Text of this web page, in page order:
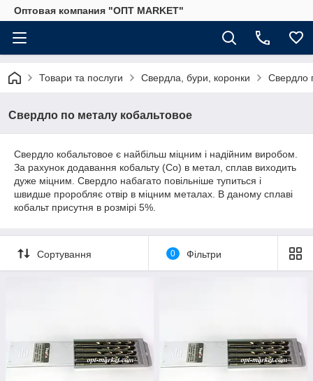
Оптовая компания "ОПТ MARKET"
Товари та послуги Свердла, бури, коронки Свердло
Свердло по металу кобальтовое
Свердло кобальтовое є найбільш міцним і надійним виробом.
За рахунок додавання кобальту (Со) в метал, сплав виходить
дуже міцним. Свердло набагато повільніше тупиться і
швидше проробляє отвір в міцним металах. В даному сплаві
кобальт присутня в розмірі 5%.
Сортування 0 Фільтри